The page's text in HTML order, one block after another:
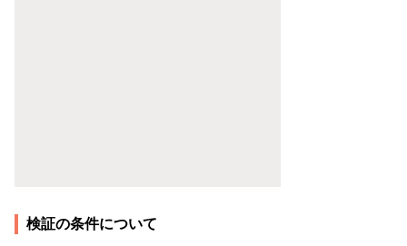
検証の条件について